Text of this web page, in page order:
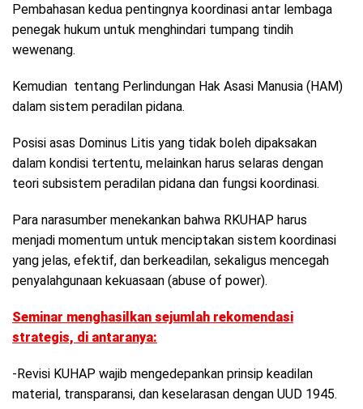
Pembahasan kedua pentingnya koordinasi antar lembaga
penegak hukum untuk menghindari tumpang tindih
wewenang.
Kemudian tentang Perlindungan Hak Asasi Manusia (HAM)
dalam sistem peradilan pidana.
Posisi asas Dominus Litis yang tidak boleh dipaksakan
dalam kondisi tertentu, melainkan harus selaras dengan
teori subsistem peradilan pidana dan fungsi koordinasi.
Para narasumber menekankan bahwa RKUHAP harus
menjadi momentum untuk menciptakan sistem koordinasi
yang jelas, efektif, dan berkeadilan, sekaligus mencegah
penyalahgunaan kekuasaan (abuse of power).
Seminar menghasilkan sejumlah rekomendasi
strategis, di antaranya:
-Revisi KUHAP wajib mengedepankan prinsip keadilan
material, transparansi, dan keselarasan dengan UUD 1945.